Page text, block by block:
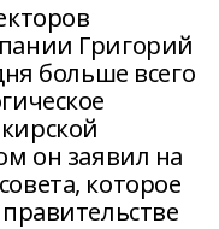
Григорий
больше всего
он заявил на
которое